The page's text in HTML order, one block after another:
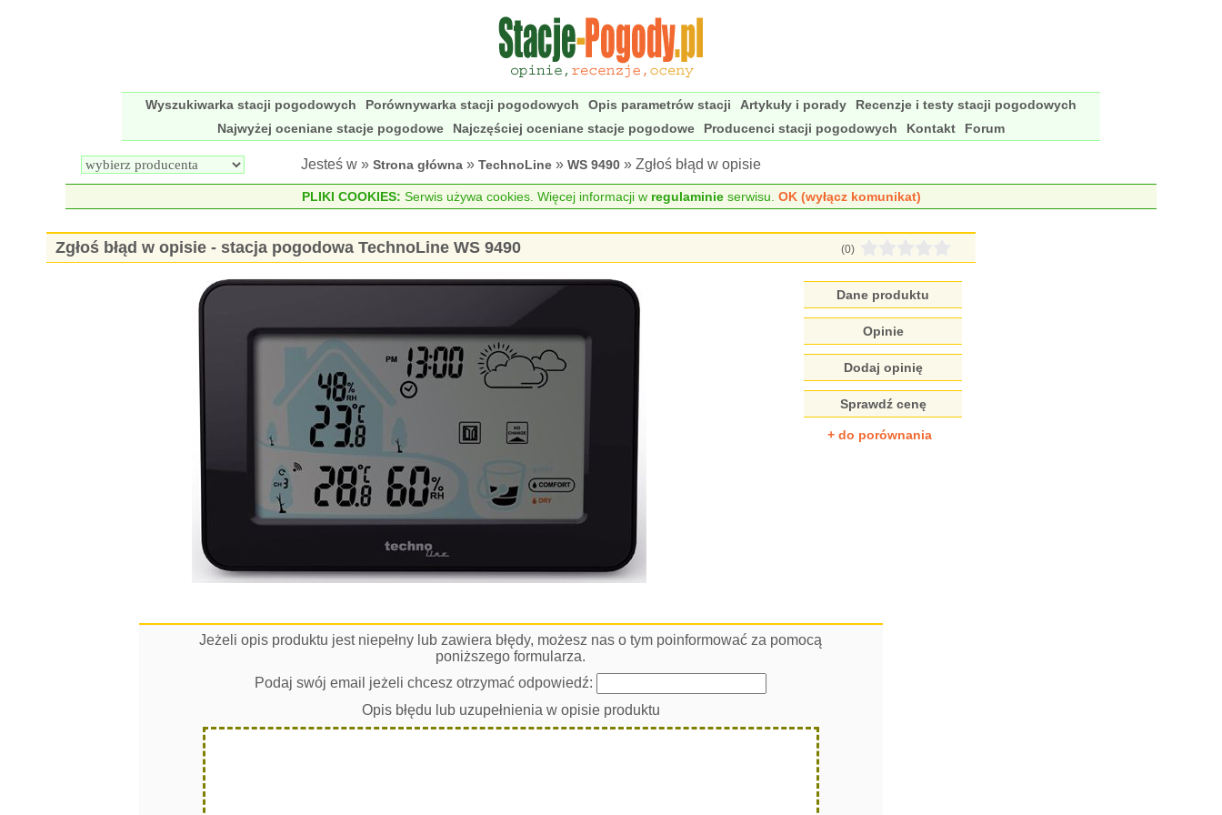
Wyszukiwarka stacji pogodowych Porównywarka stacji pogodowych Opis parametrów stacji Artykuły i porady
Recenzje i testy stacji pogodowych
Najwyżej oceniane stacje pogodowe
Najczęściej oceniane stacje pogodowe Producenci stacji pogodowych Kontakt Forum
Jesteś w » Strona główna » TechnoLine » WS 9490 » Zgłoś błąd w opisie
PLIKI COOKIES: Serwis używa cookies. Więcej informacji w regulaminieserwisu. OK (wyłącz komunikat)
Zgłoś błąd w opisie - stacja pogodowa TechnoLine WS 9490 (0)
Dane produktu
Opinie
Dodaj opinię
Sprawdź cenę
+ do porównania
Jeżeli opis produktu jest niepełny lub zawiera błędy, możesz nas o tym poinformować za pomocą
poniższego formularza.
Podaj swój email jeżeli chcesz otrzymać odpowiedź:
Opis błędu lub uzupełnienia w opisie produktu